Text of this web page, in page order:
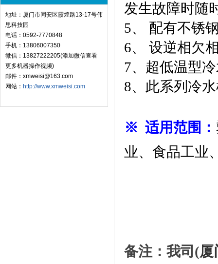
地址：厦门市同安区霞煌路13-17号伟
思科技园
电话：0592-7770848
手机：13806007350
微信：13827222205(添加微信查看
更多机器操作视频)
邮件：xmweisi@163.com
网站： http://www.xmweisi.com
发生故障时随
5、 配有不锈
6、 设逆相欠
7、超低温型
8、此系列冷
※ 适用范围：
业、食品工业
备注：我司(厦